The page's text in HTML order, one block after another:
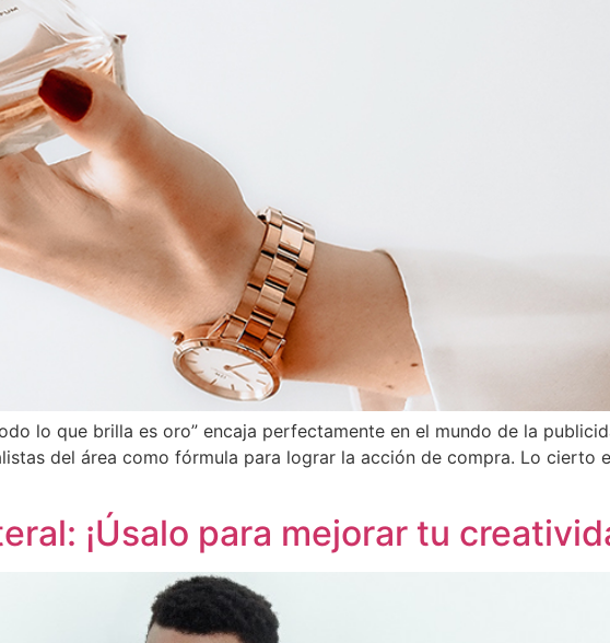
lo que brilla es oro” encaja perfectamente en el mundo de la
del área como fórmula para lograr la acción de compra. Lo cierto
¡Úsalo para mejorar tu